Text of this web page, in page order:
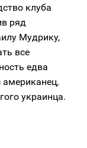
клуба
ряд
Мудрику,
все
едва
американец,
украинца.